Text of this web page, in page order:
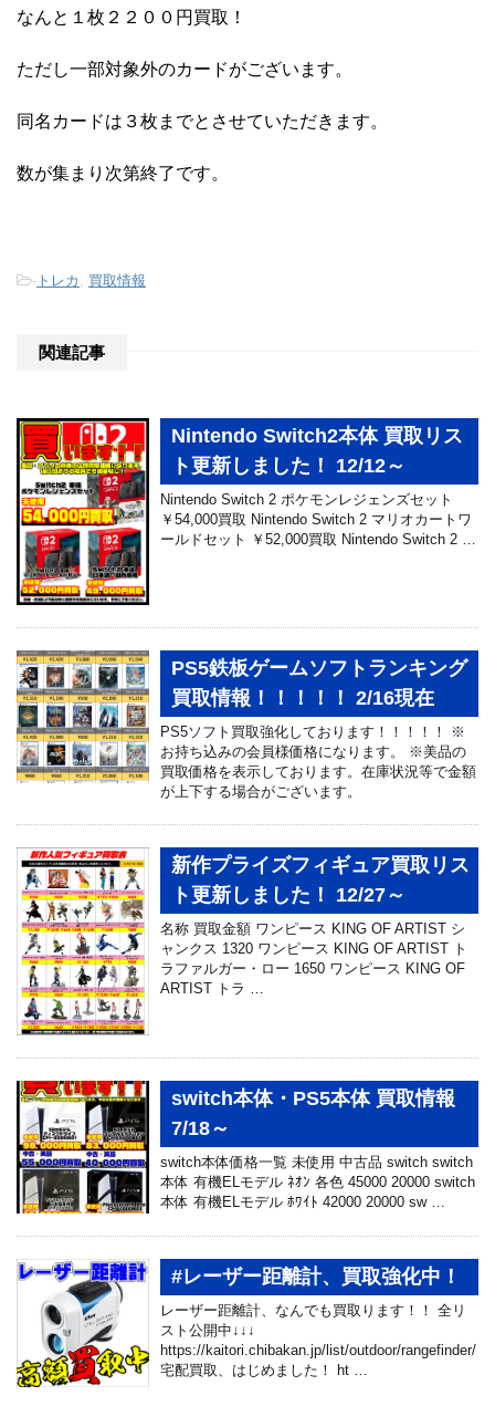
なんと１枚２２００円買取！
ただし一部対象外のカードがございます。
同名カードは３枚までとさせていただきます。
数が集まり次第終了です。
- トレカ 買取情報
関連記事
Nintendo Switch2本体 買取リス
ト更新しました！ 12/12～
Nintendo Switch 2 ポケモンレジェンズセット
￥54,000買取 Nintendo Switch 2 マリオカートワ
ールドセット ￥52,000買取 Nintendo Switch 2 …
PS5鉄板ゲームソフトランキング
買取情報！！！！！ 2/16現在
PS5ソフト買取強化しております！！！！！ ※
お持ち込みの会員様価格になります。 ※美品の
買取価格を表示しております。在庫状況等で金額
が上下する場合がございます。
新作プライズフィギュア買取リス
ト更新しました！ 12/27～
名称 買取金額 ワンピース KING OF ARTIST シ
ャンクス 1320 ワンピース KING OF ARTIST ト
ラファルガー・ロー 1650 ワンピース KING OF
ARTIST トラ …
switch本体・PS5本体 買取情報
7/18～
switch本体価格一覧 未使用 中古品 switch switch
本体 有機ELモデル ﾈｵﾝ 各色 45000 20000 switch
本体 有機ELモデル ﾎﾜｲﾄ 42000 20000 sw …
#レーザー距離計、買取強化中！
レーザー距離計、なんでも買取ります！！ 全リ
スト公開中↓↓↓
https://kaitori.chibakan.jp/list/outdoor/rangefinder/
宅配買取、はじめました！ ht …